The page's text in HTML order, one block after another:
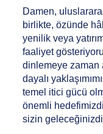
Damen,
birlikte, özünde
yenilik veya
faaliyet
dinlemeye zaman
dayalı
temel itici gücü
önemli
sizin